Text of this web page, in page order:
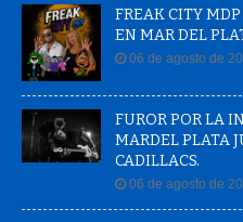
FREAK CITY
EN MAR DEL
06 de agosto de
FUROR POR LA
MARDEL PLATA
CADILLACS.
06 de agosto de